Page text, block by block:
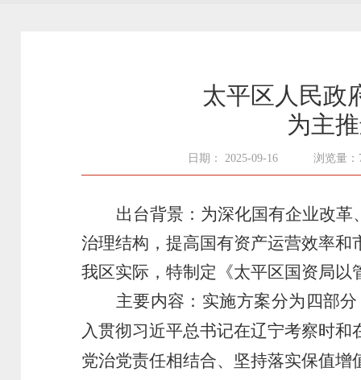
太平区人民政
为主
日期： 2025-09-16 浏览量：
出台背景： 为深化国有企业改革
治理结构，提高国有资产运营效率和
我区实际， 特制定《太平区国资局以
主要内容 ： 实施方案分为四部
入贯彻习近平总书记在辽宁考察时
党治党责任相结合、坚持落实保值